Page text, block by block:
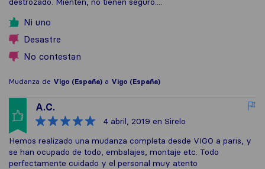
Ni uno
Desastre
No contestan
Mudanza de Vigo (España) a Vigo (España)
A.C.
4 abril, 2019 en Sirelo
Hemos realizado una mudanza completa desde VIGO a paris, y
se han ocupado de todo, embalajes, montaje etc. Todo
perfectamente cuidado y el personal muy atento